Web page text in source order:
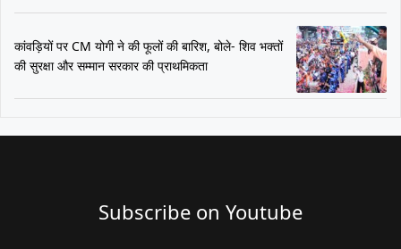
कांवड़ियों पर CM योगी ने की फूलों की बारिश, बोले- शिव भक्तों
की सुरक्षा और सम्मान सरकार की प्राथमिकता
Subscribe on Youtube​